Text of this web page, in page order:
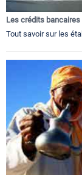
Les crédits
Tout savoir sur les